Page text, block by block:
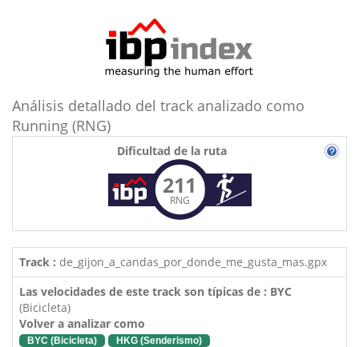
Análisis detallado del track analizado como
Running (RNG)
Dificultad de la ruta
211
RNG
Track : de_gijon_a_candas_por_donde_me_gusta_mas.gpx
Las velocidades de este track son típicas de : BYC
(Bicicleta)
Volver a analizar como
BYC (Bicicleta) HKG (Senderismo)